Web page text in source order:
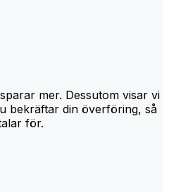
mer. Dessutom visar vi
bekräftar din överföring, så
för.